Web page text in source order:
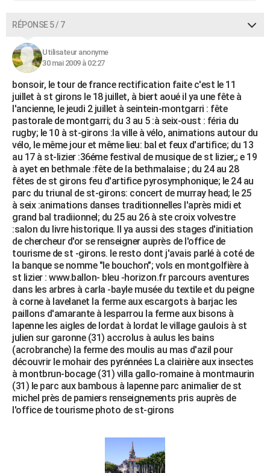
RÉPONSE 5 / 7
Utilisateur anonyme
30 mai 2009 à 02:27
bonsoir, le tour de france rectification faite c'est le 11
juillet à st girons le 18 juillet, à biert aoué il ya une fête à
l'ancienne, le jeudi 2 juillet à seintein-montgarri : fête
pastorale de montgarri; du 3 au 5 :à seix-oust : féria du
rugby; le 10 à st-girons :la ville à vélo, animations autour du
vélo, le même jour et même lieu: bal et feux d'artifice; du 13
au 17 à st-lizier :36éme festival de musique de st lizier,; e 19
à ayet en bethmale :fête de la bethmalaise ; du 24 au 28
fêtes de st girons feu d'artifice pyrosymphonique; le 24 au
parc du triunal de st-girons: concert de murray head; le 25
à seix :animations danses traditionnelles l'après midi et
grand bal tradiionnel; du 25 au 26 à ste croix volvestre
:salon du livre historique. Il ya aussi des stages d'initiation
de chercheur d'or se renseigner auprès de l'office de
tourisme de st -girons. le resto dont j'avais parlé à coté de
la banque se nomme "le bouchon"; vols en montgolfière à
st lizier : www.ballon- bleu -horizon.fr parcours aventures
dans les arbres à carla -bayle musée du textile et du peigne
à corne à lavelanet la ferme aux escargots à barjac les
paillons d'amarante à lesparrou la ferme aux bisons à
lapenne les aigles de lordat à lordat le village gaulois à st
julien sur garonne (31) accrolus à aulus les bains
(acrobranche) la ferme des moulis au mas d'azil pour
découvrir le mohair des pyrénnées La clairière aux insectes
à montbrun-bocage (31) villa gallo-romaine à montmaurin
(31) le parc aux bambous à lapenne parc animalier de st
michel près de pamiers renseignements pris auprès de
l'office de tourisme photo de st-girons